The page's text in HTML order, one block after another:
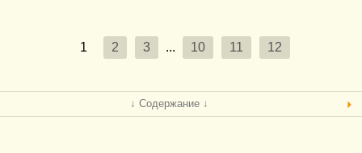
1 2 3 ... 10 11 12
↓ Содержание ↓